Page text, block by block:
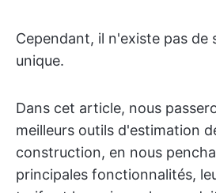
Cependant, il n'existe pas de
unique.
Dans cet article, nous
meilleurs outils d'estimation
construction, en nous
principales fonctionnalités,